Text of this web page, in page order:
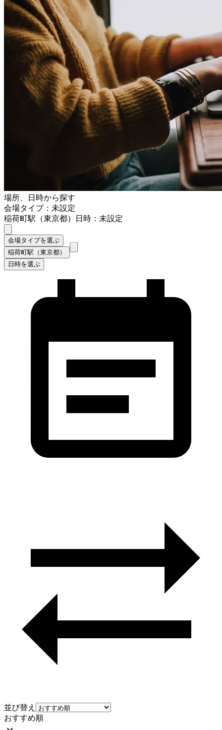
場所、日時から探す
会場タイプ：未設定
稲荷町駅（東京都）
日時：未設定
会場タイプを選ぶ
稲荷町駅（東京都）
日時を選ぶ
並び替え
おすすめ順